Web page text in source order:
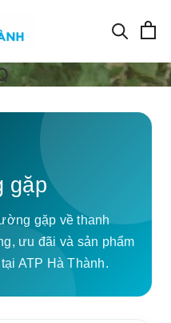
gặp
gặp về thanh
ưu đãi và sản phẩm
ATP Hà Thành.